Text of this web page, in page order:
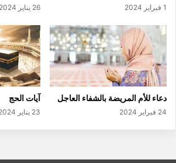
1 فبراير 2024 26 يناير 2024
دعاء للأم المريضة بالشفاء العاجل
24 فبراير 2024
آيات الحج
23 يناير 2024